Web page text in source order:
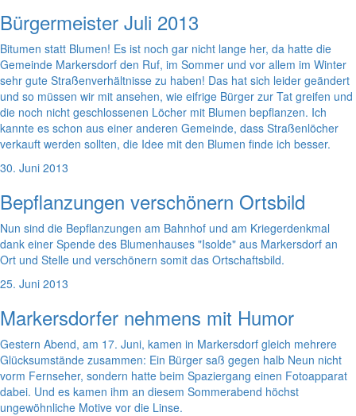
Bürgermeister Juli 2013
Bitumen statt Blumen! Es ist noch gar nicht lange her, da hatte die
Gemeinde Markersdorf den Ruf, im Sommer und vor allem im Winter
sehr gute Straßenverhältnisse zu haben! Das hat sich leider geändert
und so müssen wir mit ansehen, wie eifrige Bürger zur Tat greifen und
die noch nicht geschlossenen Löcher mit Blumen bepflanzen. Ich
kannte es schon aus einer anderen Gemeinde, dass Straßenlöcher
verkauft werden sollten, die Idee mit den Blumen finde ich besser.
30. Juni 2013
Bepflanzungen verschönern Ortsbild
Nun sind die Bepflanzungen am Bahnhof und am Kriegerdenkmal
dank einer Spende des Blumenhauses "Isolde" aus Markersdorf an
Ort und Stelle und verschönern somit das Ortschaftsbild.
25. Juni 2013
Markersdorfer nehmens mit Humor
Gestern Abend, am 17. Juni, kamen in Markersdorf gleich mehrere
Glücksumstände zusammen: Ein Bürger saß gegen halb Neun nicht
vorm Fernseher, sondern hatte beim Spaziergang einen Fotoapparat
dabei. Und es kamen ihm an diesem Sommerabend höchst
ungewöhnliche Motive vor die Linse.